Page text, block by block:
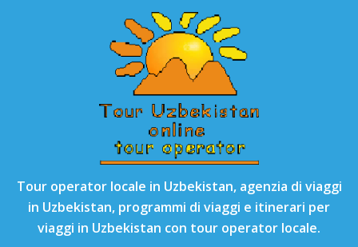
Tour operator locale in Uzbekistan, agenzia di viaggi
in Uzbekistan, programmi di viaggi e itinerari per
viaggi in Uzbekistan con tour operator locale.